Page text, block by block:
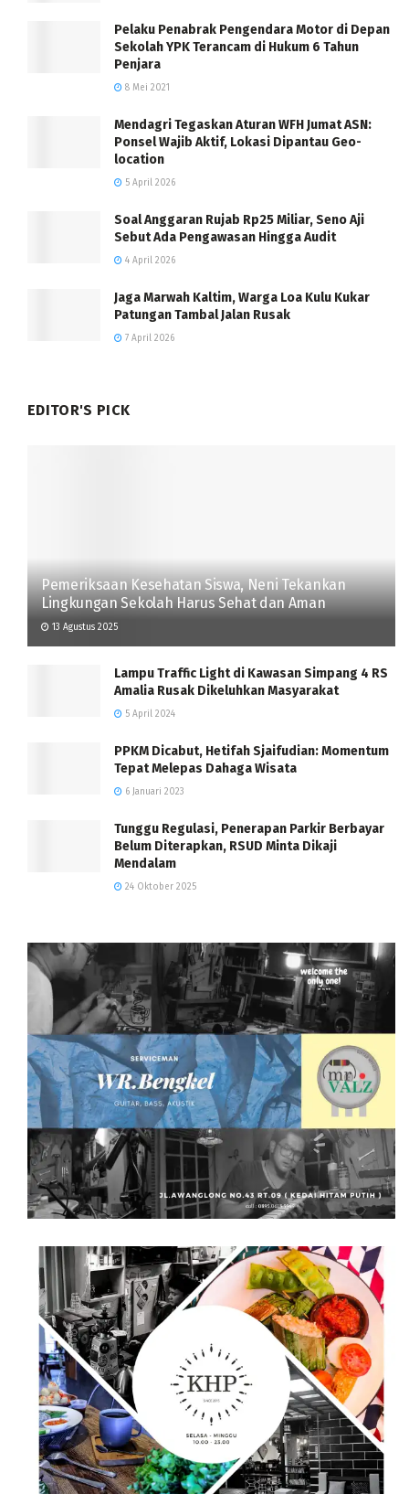
Pelaku Penabrak Pengendara Motor di Depan
Sekolah YPK Terancam di Hukum 6 Tahun
Penjara
8 Mei 2021
Mendagri Tegaskan Aturan WFH Jumat ASN:
Ponsel Wajib Aktif, Lokasi Dipantau Geo-
location
5 April 2026
Soal Anggaran Rujab Rp25 Miliar, Seno Aji
Sebut Ada Pengawasan Hingga Audit
4 April 2026
Jaga Marwah Kaltim, Warga Loa Kulu Kukar
Patungan Tambal Jalan Rusak
7 April 2026
EDITOR'S PICK
Pemeriksaan Kesehatan Siswa, Neni Tekankan
Lingkungan Sekolah Harus Sehat dan Aman
13 Agustus 2025
Lampu Traffic Light di Kawasan Simpang 4 RS
Amalia Rusak Dikeluhkan Masyarakat
5 April 2024
PPKM Dicabut, Hetifah Sjaifudian: Momentum
Tepat Melepas Dahaga Wisata
6 Januari 2023
Tunggu Regulasi, Penerapan Parkir Berbayar
Belum Diterapkan, RSUD Minta Dikaji
Mendalam
24 Oktober 2025